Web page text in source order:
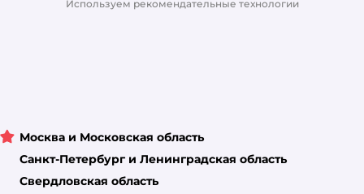
Используем рекомендательные технологии
Москва и Московская область
Санкт-Петербург и Ленинградская область
Свердловская область